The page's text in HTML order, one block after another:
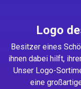
Logo
Besitzer eines
ihnen dabei hilft,
Unser Logo-
eine